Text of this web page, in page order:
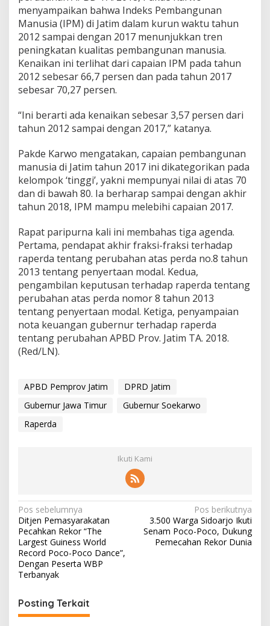
menyampaikan bahwa Indeks Pembangunan
Manusia (IPM) di Jatim dalam kurun waktu tahun
2012 sampai dengan 2017 menunjukkan tren
peningkatan kualitas pembangunan manusia.
Kenaikan ini terlihat dari capaian IPM pada tahun
2012 sebesar 66,7 persen dan pada tahun 2017
sebesar 70,27 persen.
“Ini berarti ada kenaikan sebesar 3,57 persen dari
tahun 2012 sampai dengan 2017,” katanya.
Pakde Karwo mengatakan, capaian pembangunan
manusia di Jatim tahun 2017 ini dikategorikan pada
kelompok ‘tinggi’, yakni mempunyai nilai di atas 70
dan di bawah 80. Ia berharap sampai dengan akhir
tahun 2018, IPM mampu melebihi capaian 2017.
Rapat paripurna kali ini membahas tiga agenda.
Pertama, pendapat akhir fraksi-fraksi terhadap
raperda tentang perubahan atas perda no.8 tahun
2013 tentang penyertaan modal. Kedua,
pengambilan keputusan terhadap raperda tentang
perubahan atas perda nomor 8 tahun 2013
tentang penyertaan modal. Ketiga, penyampaian
nota keuangan gubernur terhadap raperda
tentang perubahan APBD Prov. Jatim TA. 2018.
(Red/LN).
APBD Pemprov Jatim
DPRD Jatim
Gubernur Jawa Timur
Gubernur Soekarwo
Raperda
Ikuti Kami
N
a
v
i
g
a
s
Pos sebelumnya
Ditjen Pemasyarakatan
Pecahkan Rekor “The
Largest Guiness World
Record Poco-Poco Dance”,
Dengan Peserta WBP
Terbanyak
Pos berikutnya
3.500 Warga Sidoarjo Ikuti
Senam Poco-Poco, Dukung
Pemecahan Rekor Dunia
Posting Terkait